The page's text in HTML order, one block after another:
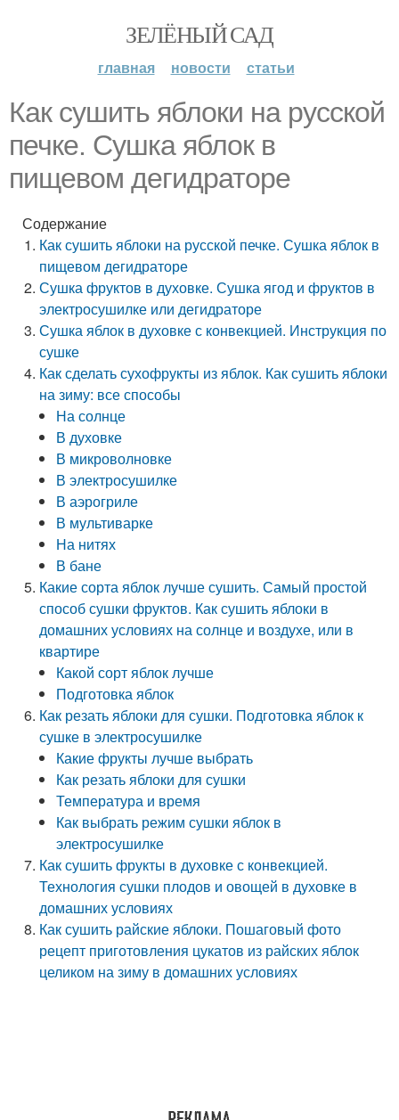
ЗЕЛЁНЫЙ САД
главная новости статьи
Как сушить яблоки на русской
печке. Сушка яблок в
пищевом дегидраторе
Содержание
Как сушить яблоки на русской печке. Сушка яблок в
пищевом дегидраторе
Сушка фруктов в духовке. Сушка ягод и фруктов в
электросушилке или дегидраторе
Сушка яблок в духовке с конвекцией. Инструкция по
сушке
Как сделать сухофрукты из яблок. Как сушить яблоки
на зиму: все способы
На солнце
В духовке
В микроволновке
В электросушилке
В аэрогриле
В мультиварке
На нитях
В бане
Какие сорта яблок лучше сушить. Самый простой
способ сушки фруктов. Как сушить яблоки в
домашних условиях на солнце и воздухе, или в
квартире
Какой сорт яблок лучше
Подготовка яблок
Как резать яблоки для сушки. Подготовка яблок к
сушке в электросушилке
Какие фрукты лучше выбрать
Как резать яблоки для сушки
Температура и время
Как выбрать режим сушки яблок в
электросушилке
Как сушить фрукты в духовке с конвекцией.
Технология сушки плодов и овощей в духовке в
домашних условиях
Как сушить райские яблоки. Пошаговый фото
рецепт приготовления цукатов из райских яблок
целиком на зиму в домашних условиях